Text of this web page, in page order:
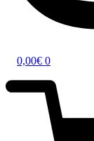
0,00€ 0